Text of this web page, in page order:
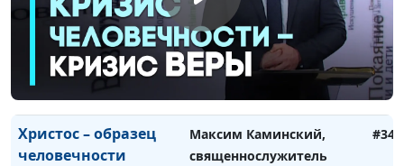
На что способна вера
в Бога
Максим Каминский,
священнослужитель
#350
Верующий в Бога
свободен и защищён
Максим Каминский,
священнослужитель
#349
Христос – образец
человечности
Максим Каминский,
священнослужитель
#348